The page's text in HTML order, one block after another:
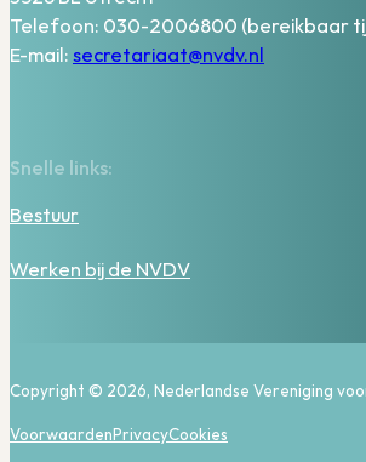
Telefoon: 030-2006800 (bereikbaar
E-mail: secretariaat@nvdv.nl
Snelle links:
Bestuur
Werken bij de NVDV
Copyright © 2026, Nederlandse Vereniging
VoorwaardenPrivacyCookies